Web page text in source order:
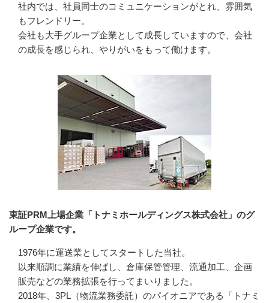
社内では、社員同士のコミュニケーションがとれ、雰囲気
もフレンドリー。
会社も大手グループ企業として成長していますので、会社
の成長を感じられ、やりがいをもって働けます。
東証PRM上場企業「トナミホールディングス株式会社」のグ
ループ企業です。
1976年に運送業としてスタートした当社。
以来順調に業績を伸ばし、倉庫保管管理、流通加工、企画
販売などの業務拡張を行ってまいりました。
2018年、3PL（物流業務委託）のパイオニアである「トナミ